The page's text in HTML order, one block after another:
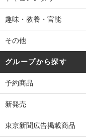
趣味・教養・官能
その他
グループから探す
予約商品
新発売
東京新聞広告掲載商品